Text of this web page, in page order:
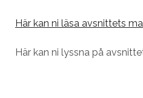
Här kan ni läsa avsnittets
Här kan ni lyssna på